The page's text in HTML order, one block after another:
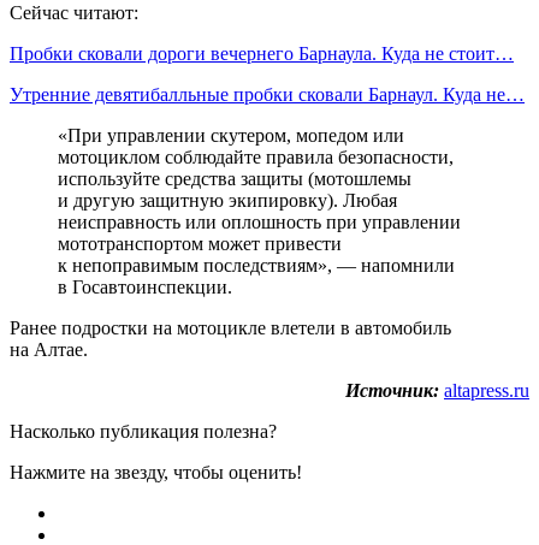
Сейчас читают:
Пробки сковали дороги вечернего Барнаула. Куда не стоит…
Утренние девятибалльные пробки сковали Барнаул. Куда не…
«При управлении скутером, мопедом или
мотоциклом соблюдайте правила безопасности,
используйте средства защиты (мотошлемы
и другую защитную экипировку). Любая
неисправность или оплошность при управлении
мототранспортом может привести
к непоправимым последствиям», — напомнили
в Госавтоинспекции.
Ранее подростки на мотоцикле влетели в автомобиль
на Алтае.
Источник: altapress.ru
Насколько публикация полезна?
Нажмите на звезду, чтобы оценить!